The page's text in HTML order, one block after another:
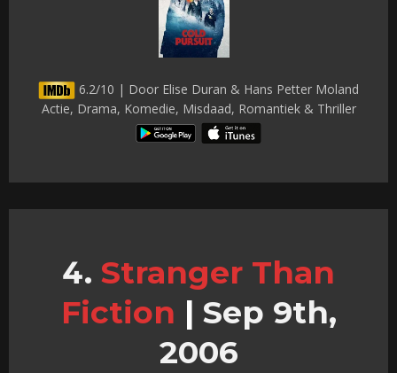
6.2/10 | Door Elise Duran & Hans Petter Moland
Actie, Drama, Komedie, Misdaad, Romantiek & Thriller
Stranger Than
Fiction | Sep 9th,
2006